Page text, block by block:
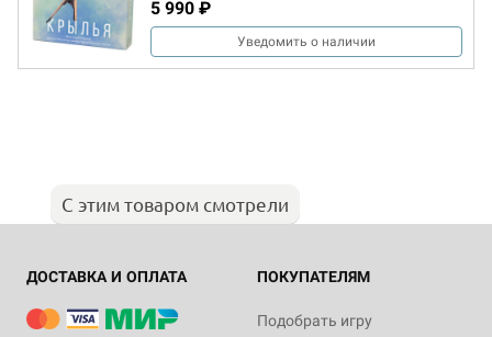
5 990 ₽
Уведомить о наличии
С этим товаром смотрели
ДОСТАВКА И ОПЛАТА ПОКУПАТЕЛЯМ
Подобрать игру